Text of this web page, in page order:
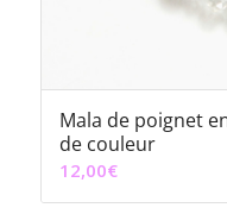
Mala de poignet
de couleur
12,00€